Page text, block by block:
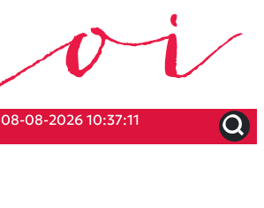
08-08-2026 10:37:11